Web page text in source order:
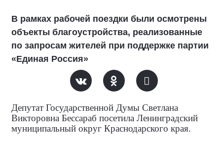
В рамках рабочей поездки были осмотрены
объекты благоустройства, реализованные
по запросам жителей при поддержке партии
«Единая Россия»
Депутат Государственной Думы Светлана
Викторовна Бессараб посетила Ленинградский
муниципальный округ Краснодарского края.